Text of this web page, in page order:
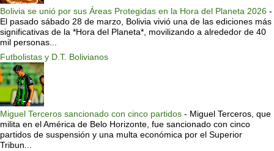
Bolivia se unió por sus Áreas Protegidas en la Hora del Planeta 2026 -
El pasado sábado 28 de marzo, Bolivia vivió una de las ediciones más
significativas de la *Hora del Planeta*, movilizando a alrededor de 40
mil personas...
Futbolistas y D.T. Bolivianos
Miguel Terceros sancionado con cinco partidos - Miguel Terceros, que
milita en el América de Belo Horizonte, fue sancionado con cinco
partidos de suspensión y una multa económica por el Superior
Tribun...